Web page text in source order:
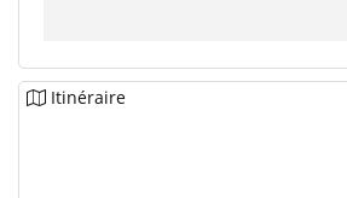
Itinéraire